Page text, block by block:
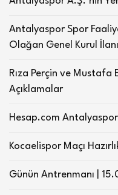
Antalyaspor Spor
Olağan Genel Kurul İlanı
Rıza Perçin ve Mustafa
Açıklamalar
Hesap.com
Kocaelispor Maçı
Günün Antrenmanı |